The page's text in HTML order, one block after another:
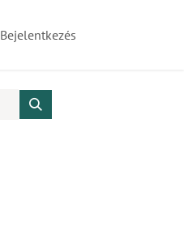
Bejelentkezés